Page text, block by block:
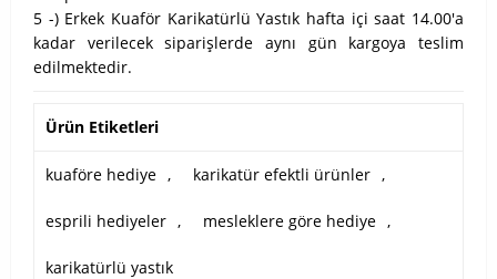
5 -) Erkek Kuaför Karikatürlü Yastık hafta içi saat 14.00'a
kadar verilecek siparişlerde aynı gün kargoya teslim
edilmektedir.
Ürün Etiketleri
kuaföre hediye , karikatür efektli ürünler ,
esprili hediyeler , mesleklere göre hediye ,
karikatürlü yastık